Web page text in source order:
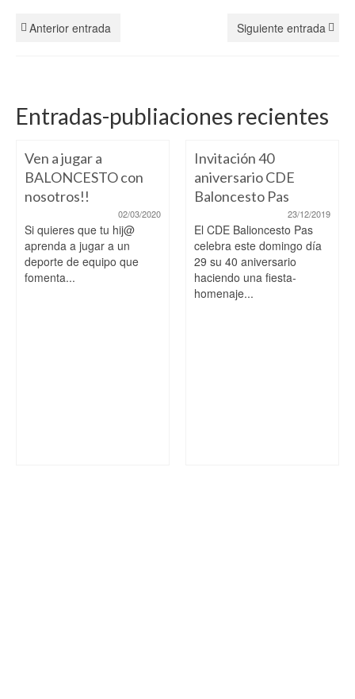
Anterior entrada Siguiente entrada
Entradas-publiaciones recientes
Ven a jugar a
BALONCESTO con
nosotros!!
02/03/2020
Si quieres que tu hij@
aprenda a jugar a un
deporte de equipo que
fomenta...
Invitación 40
aniversario CDE
Baloncesto Pas
23/12/2019
El CDE Balioncesto Pas
celebra este domingo día
29 su 40 aniversario
haciendo una fiesta-
homenaje...